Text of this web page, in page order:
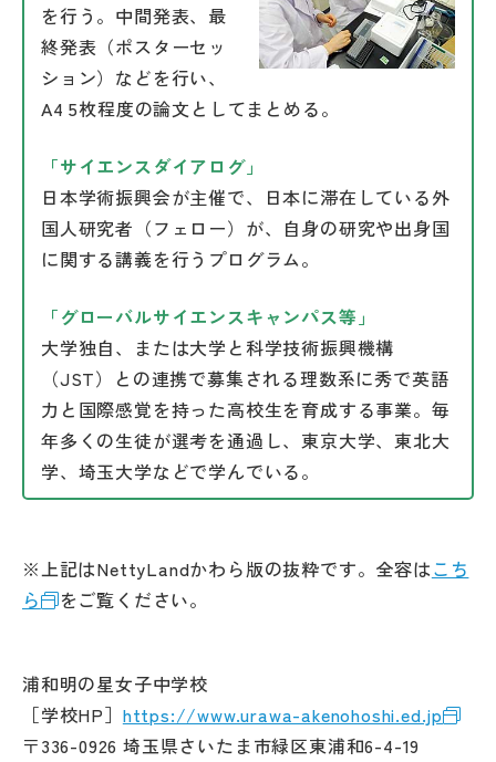
を行う。中間発表、最
終発表（ポスターセッ
ション）などを行い、
A4 5枚程度の論文としてまとめる。
「サイエンスダイアログ」
日本学術振興会が主催で、日本に滞在している外
国人研究者（フェロー）が、自身の研究や出身国
に関する講義を行うプログラム。
「グローバルサイエンスキャンパス等」
大学独自、または大学と科学技術振興機構
（JST）との連携で募集される理数系に秀で英語
力と国際感覚を持った高校生を育成する事業。毎
年多くの生徒が選考を通過し、東京大学、東北大
学、埼玉大学などで学んでいる。
※上記はNettyLandかわら版の抜粋です。全容はこち
ら
をご覧ください。
浦和明の星女子中学校
［学校HP］ https://www.urawa-akenohoshi.ed.jp
〒336-0926 埼玉県さいたま市緑区東浦和6-4-19